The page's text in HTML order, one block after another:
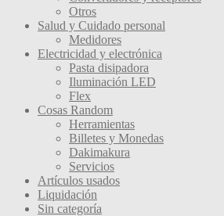
Otros
Salud y Cuidado personal
Medidores
Electricidad y electrónica
Pasta disipadora
Iluminación LED
Flex
Cosas Random
Herramientas
Billetes y Monedas
Dakimakura
Servicios
Artículos usados
Liquidación
Sin categoría